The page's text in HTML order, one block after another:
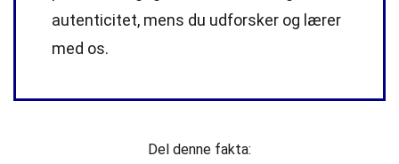
autenticitet, mens du udforsker og lærer
med os.
Del denne fakta: